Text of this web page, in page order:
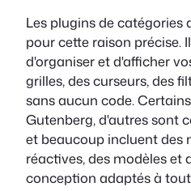
Les plugins de
pour cette raison précise.
d'organiser et d'afficher
grilles, des curseurs, des
sans aucun code.
Gutenberg, d'autres sont
et beaucoup incluent des
réactives, des modèles et
conception adaptés à